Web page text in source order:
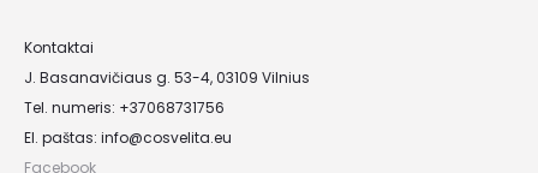
Kontaktai
J. Basanavičiaus g. 53-4, 03109 Vilnius
Tel. numeris: +37068731756
El. paštas: info@cosvelita.eu
Facebook